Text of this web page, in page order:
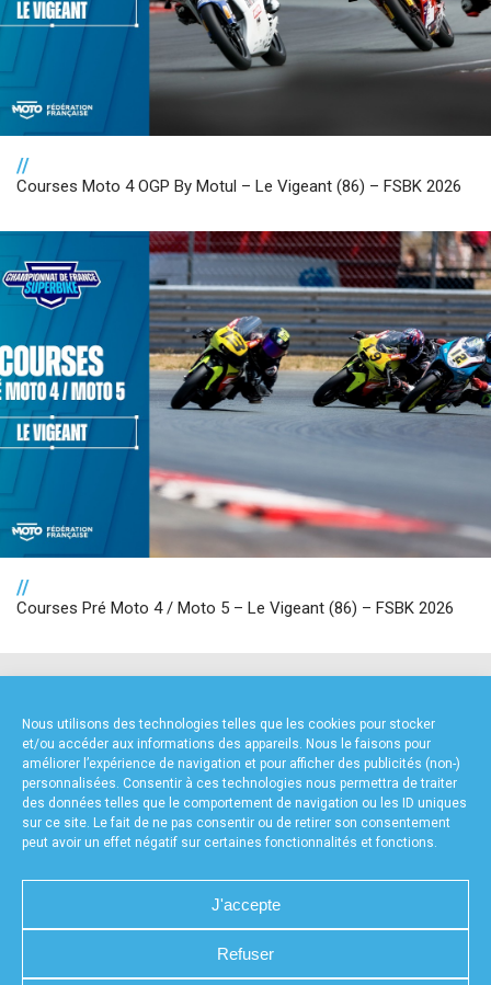
Nous utilisons des technologies telles que les cookies pour stocker
et/ou accéder aux informations des appareils. Nous le faisons pour
améliorer l’expérience de navigation et pour afficher des publicités (non-)
personnalisées. Consentir à ces technologies nous permettra de traiter
des données telles que le comportement de navigation ou les ID uniques
sur ce site. Le fait de ne pas consentir ou de retirer son consentement
peut avoir un effet négatif sur certaines fonctionnalités et fonctions.
J'accepte
Refuser
//
Courses Moto 4 OGP By Motul – Le Vigeant (86) – FSBK 2026
//
Courses Pré Moto 4 / Moto 5 – Le Vigeant (86) – FSBK 2026